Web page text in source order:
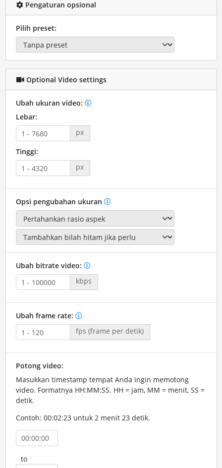
Pengaturan opsional
Pilih preset:
Optional Video settings
Ubah ukuran video:
Lebar:
px
Tinggi:
px
Opsi pengubahan ukuran
Ubah bitrate video:
kbps
Ubah frame rate:
fps (frame per detik)
Potong video:
Masukkan timestamp tempat Anda ingin memotong
video. Formatnya HH:MM:SS. HH = jam, MM = menit, SS =
detik.
Contoh: 00:02:23 untuk 2 menit 23 detik.
to